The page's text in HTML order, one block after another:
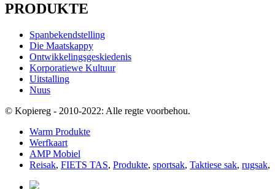
PRODUKTE
Spanbekendstelling
Die Maatskappy
Ontwikkelingsgeskiedenis
Korporatiewe Kultuur
Uitstalling
Nuus
© Kopiereg - 2010-2022: Alle regte voorbehou.
Warm Produkte
Werfkaart
AMP Mobiel
Reisak, FIETS TAS, Produkte, sportsak, Taktiese sak, rugsak,